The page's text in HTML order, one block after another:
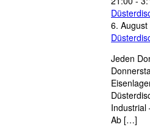
6.
Jeden
Industrial
Ab […]